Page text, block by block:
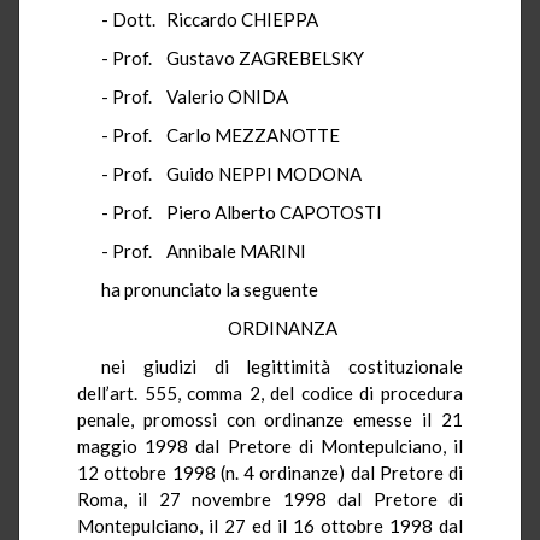
- Dott. Riccardo CHIEPPA
- Prof. Gustavo ZAGREBELSKY
- Prof. Valerio ONIDA
- Prof. Carlo MEZZANOTTE
- Prof. Guido NEPPI MODONA
- Prof. Piero Alberto CAPOTOSTI
- Prof. Annibale MARINI
ha pronunciato la seguente
ORDINANZA
nei giudizi di legittimità costituzionale
dell’art. 555, comma 2, del codice di procedura
penale, promossi con ordinanze emesse il 21
maggio 1998 dal Pretore di Montepulciano, il
12 ottobre 1998 (n. 4 ordinanze) dal Pretore di
Roma, il 27 novembre 1998 dal Pretore di
Montepulciano, il 27 ed il 16 ottobre 1998 dal